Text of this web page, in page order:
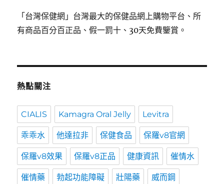
「台灣保健網」台灣最大的保健品網上購物平台、所
有商品百分百正品、假一罰十、30天免費鑒賞。
熱點關注
CIALIS Kamagra Oral Jelly Levitra
乖乖水 他達拉非 保健食品 保羅v8官網
保羅v8效果 保羅v8正品 健康資訊 催情水
催情藥 勃起功能障礙 壯陽藥 威而鋼